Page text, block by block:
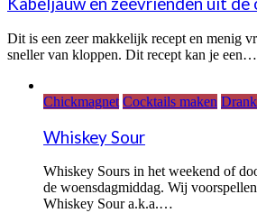
Dit is een zeer makkelijk recept en menig
sneller van kloppen. Dit recept kan je een…
Chickmagnet Cocktails maken
Whiskey Sour
Whiskey Sours in het weekend of
de woensdagmiddag. Wij
Whiskey Sour a.k.a.…